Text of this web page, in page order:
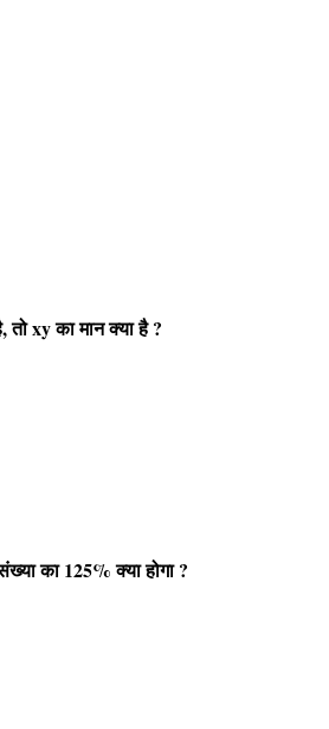
,तोxyका मान क्या है?
का125%क्या होगा?